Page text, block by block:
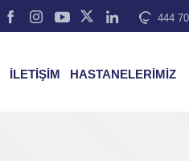
444
İLETİŞİM HASTANELERİMİZ